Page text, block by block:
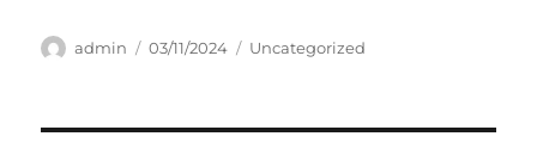
Author
admin
Posted
03/11/2024 Categories
Uncategorized